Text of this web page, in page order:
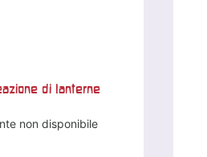
di lanterne
non disponibile